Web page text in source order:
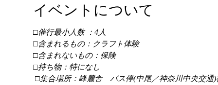
イベントについて
□催行最小人数 ：4人
□含まれるもの：クラフト体験
□含まれないもの：保険
□持ち物：特になし
□集合場所：峰麓舎　バス停(中尾／神奈川中央交通)